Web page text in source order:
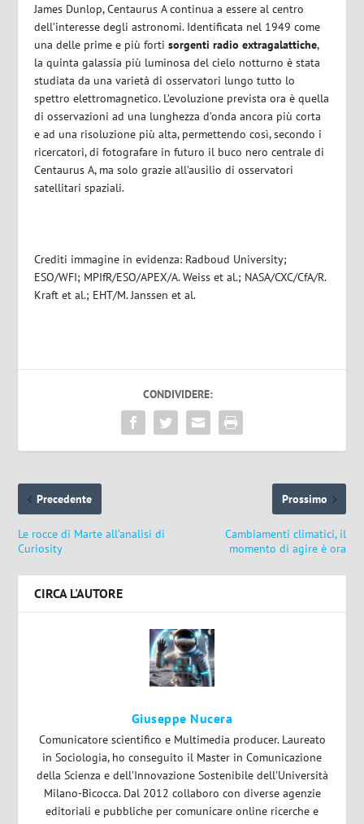
James Dunlop, Centaurus A continua a essere al centro
dell’interesse degli astronomi. Identificata nel 1949 come
una delle prime e più fortisorgenti radio extragalattiche,
la quinta galassia più luminosa del cielo notturno è stata
studiata da una varietà di osservatori lungo tutto lo
spettro elettromagnetico. L’evoluzione prevista ora è quella
di osservazioni ad una lunghezza d’onda ancora più corta
e ad una risoluzione più alta, permettendo così, secondo i
ricercatori, di fotografare in futuro il buco nero centrale di
Centaurus A, ma solo grazie all’ausilio di osservatori
satellitari spaziali.
Crediti immagine in evidenza: Radboud University;
ESO/WFI; MPIfR/ESO/APEX/A. Weiss et al.; NASA/CXC/CfA/R.
Kraft et al.; EHT/M. Janssen et al.
CONDIVIDERE:
Precedente
Le rocce di Marte all’analisi di
Curiosity
Prossimo
Cambiamenti climatici, il
momento di agire è ora
CIRCA L'AUTORE
Giuseppe Nucera
Comunicatore scientifico e Multimedia producer. Laureato
in Sociologia, ho conseguito il Master in Comunicazione
della Scienza e dell'Innovazione Sostenibile dell'Università
Milano-Bicocca. Dal 2012 collaboro con diverse agenzie
editoriali e pubbliche per comunicare online ricerche e